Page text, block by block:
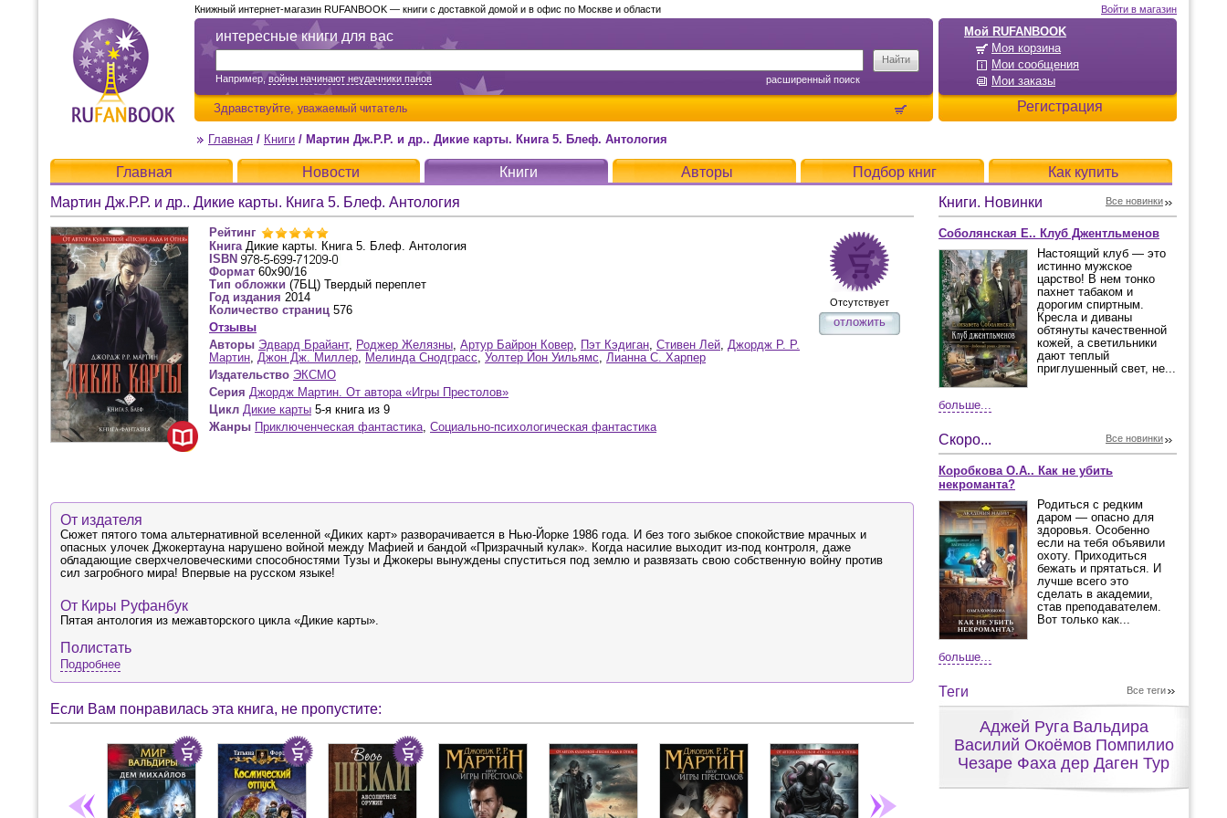
Мой RUFANBOOK
Моя корзина
Мои сообщения
Мои заказы
Регистрация
Войти в магазин
интересные книги для вас
Например,войны начинают неудачники панов расширенный поиск
Здравствуйте, уважаемый читатель
Книжный интернет-магазин RUFANBOOK — книги с доставкой домой и в офис по Москве и области
Главная / Книги / Мартин Дж.Р.Р. и др.. Дикие карты. Книга 5. Блеф. Антология
Главная Новости Книги Авторы Подбор книг
Как купить
Мартин Дж.Р.Р. и др.. Дикие карты. Книга 5. Блеф. Антология
Рейтинг
Книга Дикие карты. Книга 5. Блеф. Антология
ISBN
Формат 60x90/16
Тип обложки (7БЦ) Твердый переплет
Год издания 2014
Количество страниц 576
Отзывы
Авторы Эдвард Брайант, Роджер Желязны, Артур Байрон Ковер, Пэт Кэдиган, Стивен Лей, Джордж Р. Р.
Мартин, Джон Дж. Миллер, Мелинда Снодграсс, Уолтер Йон Уильямс, Лианна С. Харпер
Издательство ЭКСМО
Серия Джордж Мартин. От автора «Игры Престолов»
Цикл Дикие карты 5-я книга из 9
Жанры Приключенческая фантастика, Социально-психологическая фантастика
Отсутствует
отложить
От издателя
Сюжет пятого тома альтернативной вселенной «Диких карт» разворачивается в Нью-Йорке 1986 года. И без того зыбкое спокойствие мрачных и
опасных улочек Джокертауна нарушено войной между Мафией и бандой «Призрачный кулак». Когда насилие выходит из-под контроля, даже
обладающие сверхчеловеческими способностями Тузы и Джокеры вынуждены спуститься под землю и развязать свою собственную войну против
сил загробного мира! Впервые на русском языке!
От Киры Руфанбук
Пятая антология из межавторского цикла «Дикие карты».
Полистать
Подробнее
Если Вам понравилась эта книга, не пропустите:
Книги. Новинки Все новинки
Соболянская Е.. Клуб Джентльменов
Настоящий клуб — это
истинно мужское
царство! В нем тонко
пахнет табаком и
дорогим спиртным.
Кресла и диваны
обтянуты качественной
кожей, а светильники
дают теплый
приглушенный свет, не...
больше...
Скоро... Все новинки
Коробкова О.А.. Как не убить
некроманта?
Родиться с редким
даром — опасно для
здоровья. Особенно
если на тебя объявили
охоту. Приходиться
бежать и прятаться. И
лучше всего это
сделать в академии,
став преподавателем.
Вот только как...
больше...
Теги Все теги
Аджей Руга Вальдира
Василий Окоёмов Помпилио
Чезаре Фаха дер Даген Тур